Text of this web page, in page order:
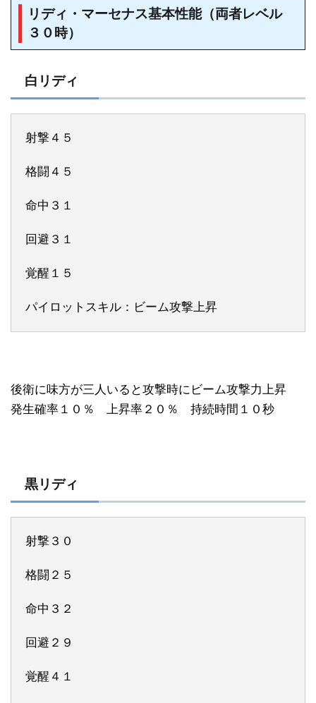
リディ・マーセナス基本性能（両者レベル
３０時）
白リディ
射撃４５
格闘４５
命中３１
回避３１
覚醒１５
パイロットスキル：ビーム攻撃上昇
後衛に味方が三人いると攻撃時にビーム攻撃力上昇
発生確率１０％ 上昇率２０％ 持続時間１０秒
黒リディ
射撃３０
格闘２５
命中３２
回避２９
覚醒４１